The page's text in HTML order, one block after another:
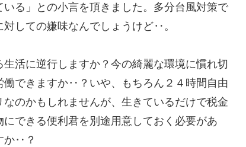
る」との小言を頂きました。多分台風対策で
しての嫌味なんでしょうけど‥。
活に逆行しますか？今の綺麗な環境に慣れ切
できますか‥？いや、もちろん２４時間自由
のかもしれませんが、生きているだけで税金
できる便利君を別途用意しておく必要があ
か‥？